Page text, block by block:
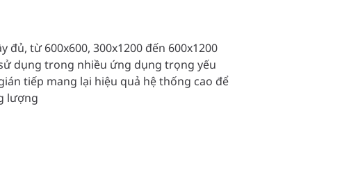
đủ, từ 600x600, 300x1200 đến 600x1200
dụng trong nhiều ứng dụng trọng yếu
tiếp mang lại hiệu quả hệ thống cao để
lượng